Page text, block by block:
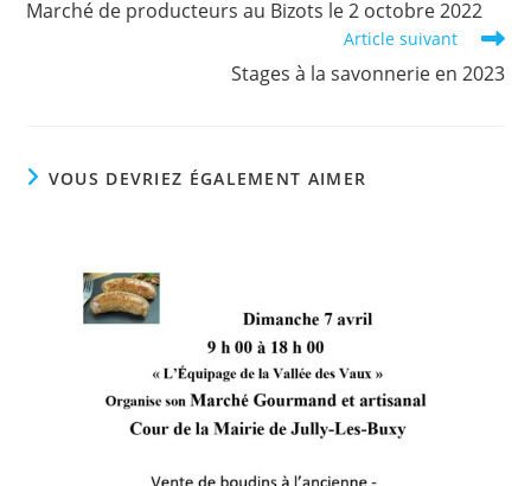
articles
Marché de producteurs au Bizots le 2 octobre 2022
Article suivant
Stages à la savonnerie en 2023
VOUS DEVRIEZ ÉGALEMENT AIMER